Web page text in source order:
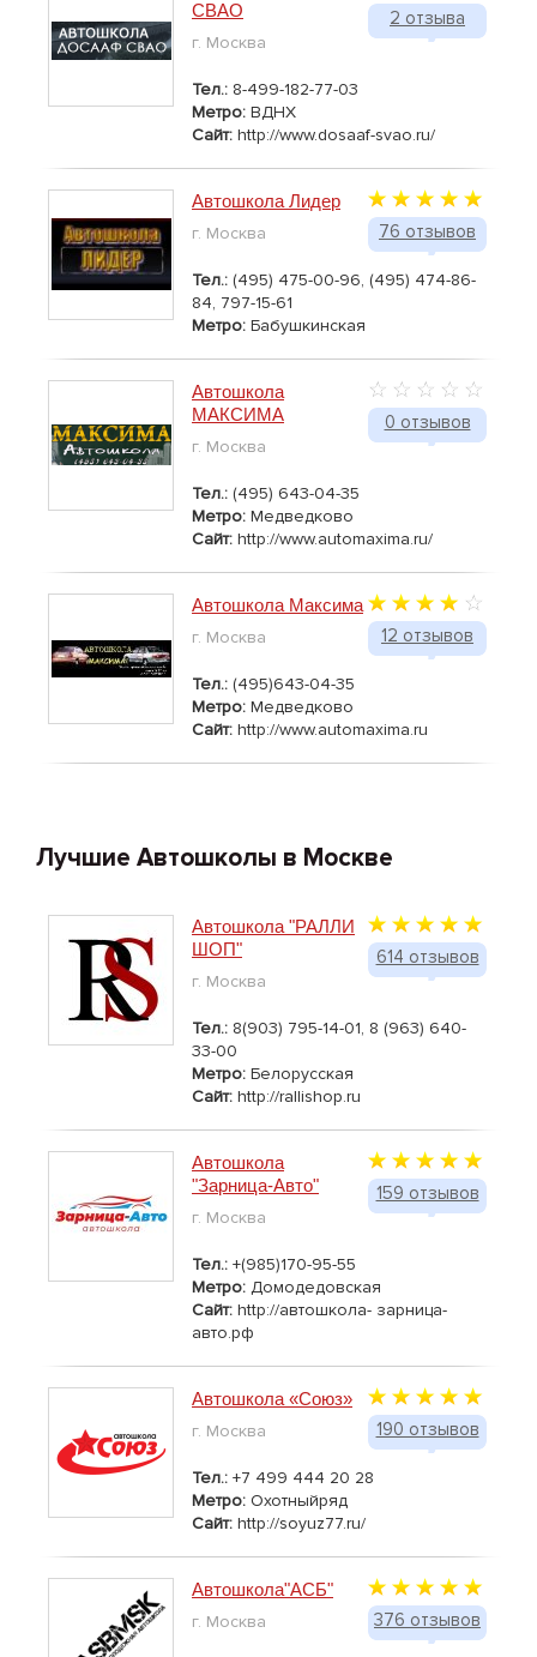
2 отзыва
СВАО
г. Москва
Тел.: 8-499-182-77-03
Метро: ВДНХ
Сайт: http://www.dosaaf-svao.ru/
76 отзывов
Автошкола Лидер
г. Москва
Тел.: (495) 475-00-96, (495) 474-86-
84, 797-15-61
Метро: Бабушкинская
0 отзывов
Автошкола
МАКСИМА
г. Москва
Тел.: (495) 643-04-35
Метро: Медведково
Сайт: http://www.automaxima.ru/
12 отзывов
Автошкола Максима
г. Москва
Тел.: (495)643-04-35
Метро: Медведково
Сайт: http://www.automaxima.ru
Лучшие Автошколы в Москве
614 отзывов
Автошкола "РАЛЛИ
ШОП"
г. Москва
Тел.: 8(903) 795-14-01, 8 (963) 640-
33-00
Метро: Белорусская
Сайт: http://rallishop.ru
159 отзывов
Автошкола
"Зарница-Авто"
г. Москва
Тел.: +(985)170-95-55
Метро: Домодедовская
Сайт: http://автошкола- зарница-
авто.рф
190 отзывов
Автошкола «Союз»
г. Москва
Тел.: +7 499 444 20 28
Метро: Охотныйряд
Сайт: http://soyuz77.ru/
376 отзывов
Автошкола"АСБ"
г. Москва